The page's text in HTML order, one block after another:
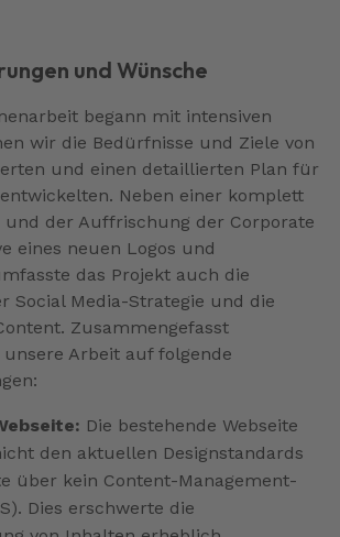
und Wünsche
begann mit intensiven
wir die Bedürfnisse und Ziele von
und einen detaillierten Plan für
Neben einer komplett
und der Auffrischung der Corporate
eines neuen Logos und
das Projekt auch die
Social Media-Strategie und die
Zusammengefasst
Arbeit auf folgende
Die bestehende Webseite
den aktuellen Designstandards
über kein Content-Management-
Dies erschwerte die